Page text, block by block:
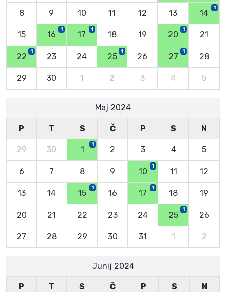
8 9 10 11 12 13 14
1
15 16
1
17
1
18 19 20
1
21
22
1
23 24 25
1
26 27
1
28
29 30 1 2 3 4 5
Maj 2024
P T S Č P S N
29 30 1
1
2 3 4 5
6 7 8 9 10
1
11 12
13 14 15
1
16 17
1
18 19
20 21 22 23 24 25
1
26
27 28 29 30 31 1 2
Junij 2024
P T S Č P S N